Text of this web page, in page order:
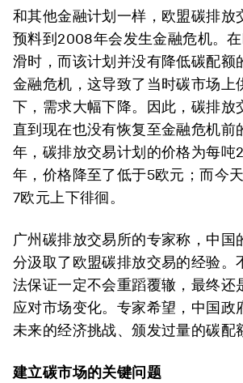
和其他金融计划一样，欧盟碳排放
预料到2008年会发生金融危机。
滑时，而该计划并没有降低碳配额
金融危机，这导致了当时碳市场上
下，需求大幅下降。因此，碳排放
直到现在也没有恢复至金融危机前
年，碳排放交易计划的价格为每吨
年，价格降至了低于5欧元；而今
7欧元上下徘徊。
广州碳排放交易所的专家称，中国
分汲取了欧盟碳排放交易的经验。
法保证一定不会重蹈覆辙，最终还
应对市场变化。专家希望，中国政
未来的经济挑战、颁发过量的碳配
建立碳市场的关键问题